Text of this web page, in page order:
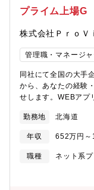
プライム上場G
株式会社ＰｒｏＶ
管理職・マネージ
同社にて全国の大手
から、あなたの経験
せします。WEBアプ
リケーション開発・
AzureなどのCloud
【プロジェクト例】
けチケット予約サ
OS:Windows,Mac
勤務地 北海道
年収 652万円～
職種
ネット系